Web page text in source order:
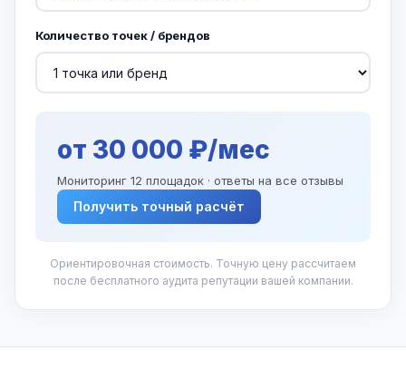
Количество точек / брендов
от 30 000 ₽/мес
Мониторинг 12 площадок · ответы на все отзывы
Получить точный расчёт
Ориентировочная стоимость. Точную цену рассчитаем
после бесплатного аудита репутации вашей компании.